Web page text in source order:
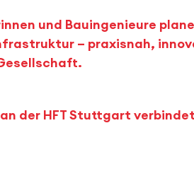
und Bauingenieure
– praxisnah,
an der HFT Stuttgart